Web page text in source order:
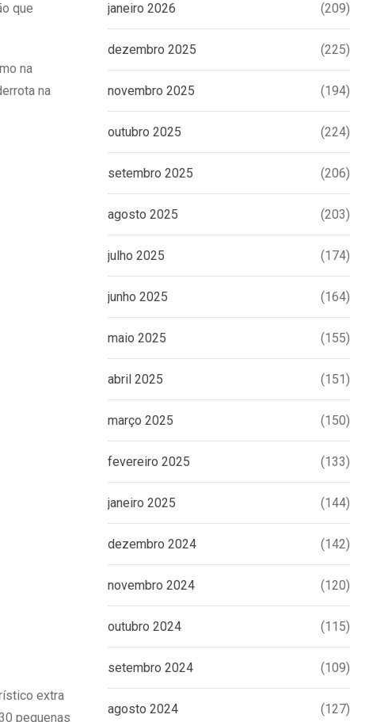
que
na
na
extra
pequenas
janeiro 2026 (209)
dezembro 2025 (225)
novembro 2025 (194)
outubro 2025 (224)
setembro 2025 (206)
agosto 2025 (203)
julho 2025 (174)
junho 2025 (164)
maio 2025 (155)
abril 2025 (151)
março 2025 (150)
fevereiro 2025 (133)
janeiro 2025 (144)
dezembro 2024 (142)
novembro 2024 (120)
outubro 2024 (115)
setembro 2024 (109)
agosto 2024 (127)